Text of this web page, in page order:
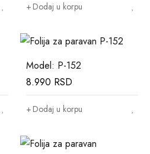
Dodaj u korpu
Model: P-152
8.990 RSD
Dodaj u korpu